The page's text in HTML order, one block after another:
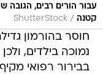
עבור הורים רבים, הגובה
קטנה /
ShutterStock
חוסר בהורמון
נמוכה בילדים,
בבירור רפואי